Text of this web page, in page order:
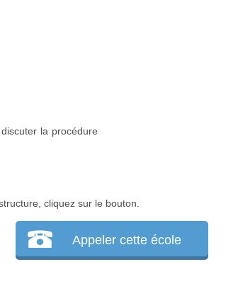
la procédure
cliquez sur le bouton.
Appeler cette école